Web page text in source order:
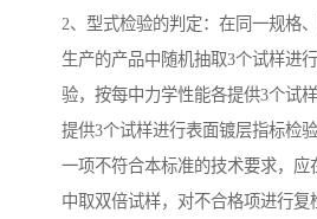
2、型式检验的判定：在同一规格
生产的产品中随机抽取3个试样进
验，按每中力学性能各提供3个试
提供3个试样进行表面镀层指标检
一项不符合本标准的技术要求，应
中取双倍试样，对不合格项进行复